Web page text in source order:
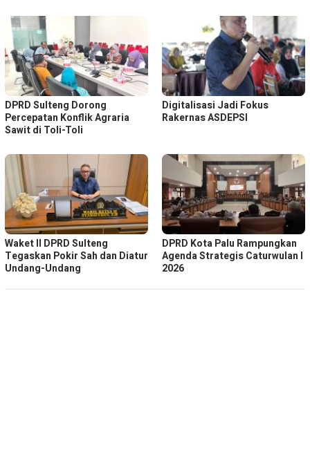
DPRD Sulteng Dorong
Percepatan Konflik Agraria
Sawit di Toli-Toli
Digitalisasi Jadi Fokus
Rakernas ASDEPSI
Waket ll DPRD Sulteng
Tegaskan Pokir Sah dan Diatur
Undang-Undang
DPRD Kota Palu Rampungkan
Agenda Strategis Caturwulan I
2026